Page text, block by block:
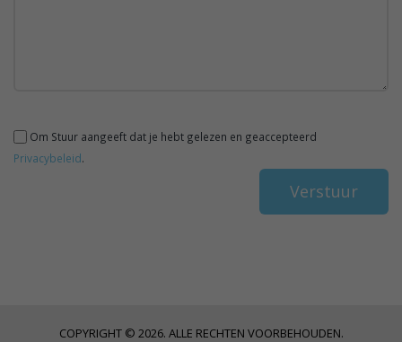
Om Stuur aangeeft dat je hebt gelezen en geaccepteerd
Privacybeleid.
COPYRIGHT © 2026. ALLE RECHTEN VOORBEHOUDEN.